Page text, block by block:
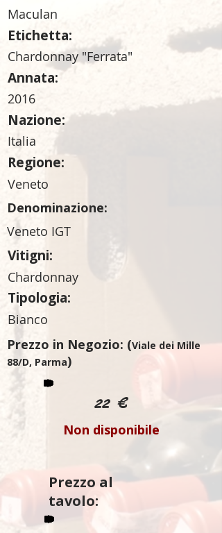
Maculan
Etichetta:
Chardonnay "Ferrata"
Annata:
2016
Nazione:
Italia
Regione:
Veneto
Denominazione:
Veneto IGT
Vitigni:
Chardonnay
Tipologia:
Bianco
Prezzo in Negozio: (Viale dei Mille
88/D, Parma)
22 €
Non disponibile
Prezzo al
tavolo: